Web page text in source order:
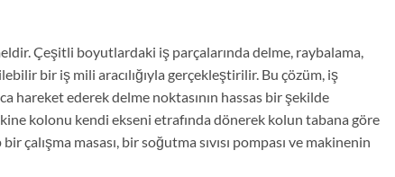
Çeşitli boyutlardaki iş parçalarında delme, raybalama,
bir iş mili aracılığıyla gerçekleştirilir. Bu çözüm, iş
hareket ederek delme noktasının hassas bir şekilde
kolonu kendi ekseni etrafında dönerek kolun tabana göre
çalışma masası, bir soğutma sıvısı pompası ve makinenin